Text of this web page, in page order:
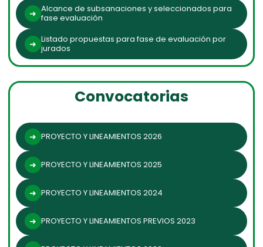
Alcance de subsanaciones y seleccionados para
fase evaluación
Listado propuestas para fase de evaluación por
jurados
Convocatorias
PROYECTO Y LINEAMIENTOS 2026
PROYECTO Y LINEAMIENTOS 2025
PROYECTO Y LINEAMIENTOS 2024
PROYECTO Y LINEAMIENTOS PREVIOS 2023